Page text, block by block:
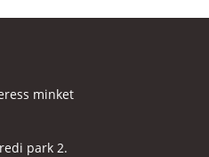
minket
park 2.